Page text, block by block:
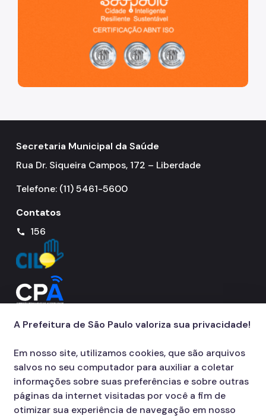
Secretaria Municipal da Saúde
Rua Dr. Siqueira Campos, 172 – Liberdade
Telefone: (11) 5461-5600
Contatos
call 156
A Prefeitura de São Paulo valoriza sua privacidade!
Em nosso site, utilizamos cookies, que são arquivos
salvos no seu computador para auxiliar a coletar
informações sobre suas preferências e sobre outras
páginas da internet visitadas por você a fim de
otimizar sua experiência de navegação em nosso